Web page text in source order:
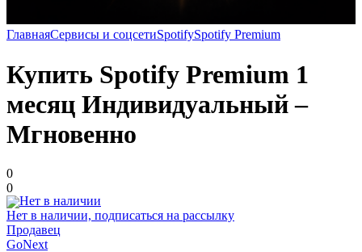
ГлавнаяСервисы и соцсетиSpotifySpotify Premium
Купить Spotify Premium 1
месяц Индивидуальный –
Мгновенно
0
0
Нет в наличии, подписаться на рассылку
Продавец
GoNext